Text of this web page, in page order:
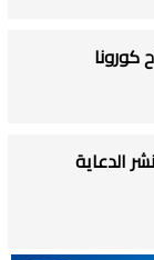
الدعاية